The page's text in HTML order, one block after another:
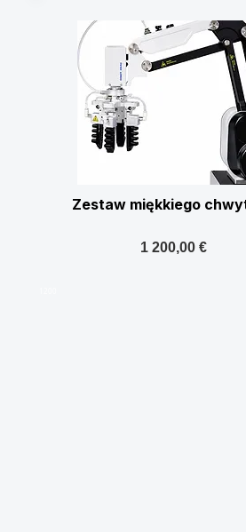
Zestaw miękkiego
1 200,00 €